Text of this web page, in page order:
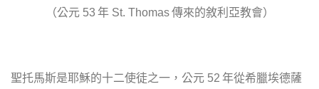
（公元53 年St. Thomas傳來的敘利亞教會）
聖托馬斯是耶穌的十二使徒之一，公元 52 年從希臘埃德薩